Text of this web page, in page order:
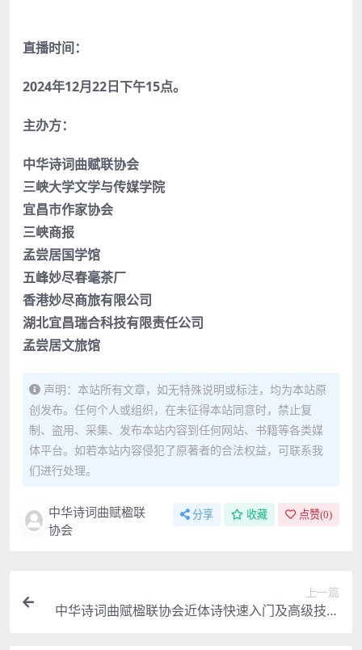
直播时间：
2024年12月22日下午15点。
主办方：
中华诗词曲赋联协会
三峡大学文学与传媒学院
宜昌市作家协会
三峡商报
孟尝居国学馆
五峰妙尽春毫茶厂
香港妙尽商旅有限公司
湖北宜昌瑞合科技有限责任公司
孟尝居文旅馆
声明：本站所有文章，如无特殊说明或标注，均为本站原
创发布。任何个人或组织，在未征得本站同意时，禁止复
制、盗用、采集、发布本站内容到任何网站、书籍等各类媒
体平台。如若本站内容侵犯了原著者的合法权益，可联系我
们进行处理。
中华诗词曲赋楹联
协会
分享 收藏 点赞(0)
上一篇
中华诗词曲赋楹联协会近体诗快速入门及高级技巧